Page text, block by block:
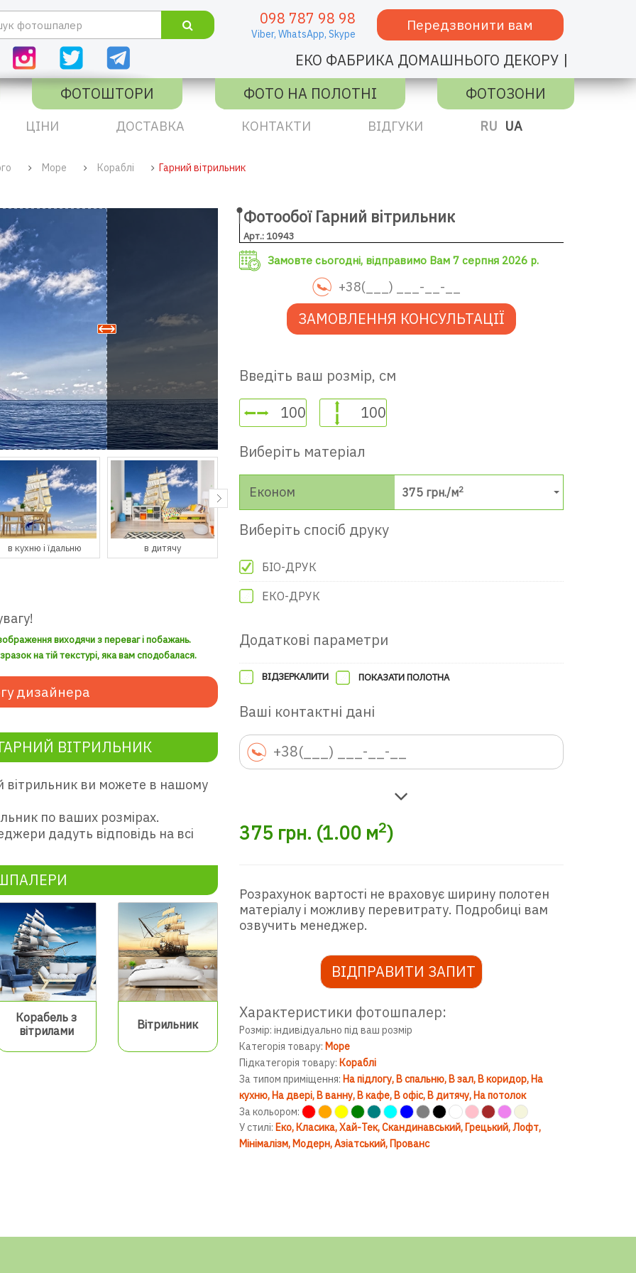
098 787 98 98
Viber, WhatsApp, Skype
Передзвонити вам
ЕКО ФАБРИКА ДОМАШНЬОГО ДЕКОРУ |
ФОТОШТОРИ ФОТО НА ПОЛОТНІ ФОТОЗОНИ
ЦІНИ ДОСТАВКА КОНТАКТИ ВІДГУКИ RU UA
Море Кораблі Гарний вітрильник
в дитячу в гостьову
виходячи з переваг і побажань.
на тій текстурі, яка вам сподобалася.
дизайнера
ВІТРИЛЬНИК
вітрильник ви можете в нашому
по ваших розмірах.
дадуть відповідь на всі
Корабель з
вітрилами
Вітрильник
Фотообої Гарний вітрильник
Арт.: 10943
Замовте сьогодні, відправимо Вам 7 серпня 2026 р.
ЗАМОВЛЕННЯ КОНСУЛЬТАЦІЇ
Введіть ваш розмір, см
Виберіть матеріал
Економ 375 грн./м2
Виберіть спосіб друку
БІО-ДРУК
ЕКО-ДРУК
Додаткові параметри
ВІДЗЕРКАЛИТИ ПОКАЗАТИ ПОЛОТНА
Ваші контактні дані
375 грн. (1.00м2)
Розрахунок вартості не враховує ширину полотен
матеріалу і можливу перевитрату. Подробиці вам
озвучить менеджер.
ВІДПРАВИТИ ЗАПИТ
Характеристики фотошпалер:
Розмір: індивідуально під ваш розмір
Категорія товару: Море
Підкатегорія товару: Кораблі
За типом приміщення: На підлогу В спальню В зал В коридор На
кухню На двері В ванну В кафе В офіс В дитячу На потолок
За кольором:
У стилі: Еко Класика Хай-Тек Скандинавський Грецький Лофт
Мінімалізм Модерн Азіатський Прованс